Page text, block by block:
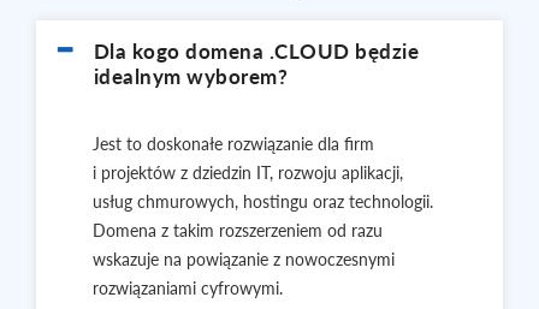
Dla kogo domena .CLOUD będzie
idealnym wyborem?
Jest to doskonałe rozwiązanie dla firm
i projektów z dziedzin IT, rozwoju aplikacji,
usług chmurowych, hostingu oraz technologii.
Domena z takim rozszerzeniem od razu
wskazuje na powiązanie z nowoczesnymi
rozwiązaniami cyfrowymi.